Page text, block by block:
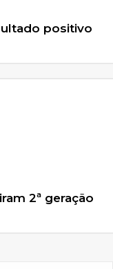
positivo
2ª geração